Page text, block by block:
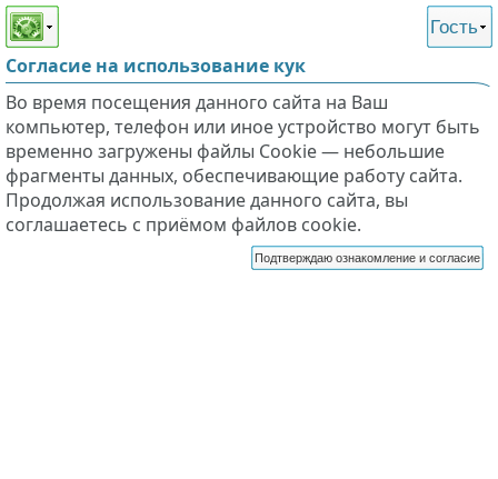
Этот сайт поддерживает
слабовидящих
Гость
Согласие на использование кук
Во время посещения данного сайта на Ваш
компьютер, телефон или иное устройство могут быть
временно загружены файлы Cookie — небольшие
фрагменты данных, обеспечивающие работу сайта.
Продолжая использование данного сайта, вы
соглашаетесь с приёмом файлов cookie.
Подтверждаю ознакомление и согласие